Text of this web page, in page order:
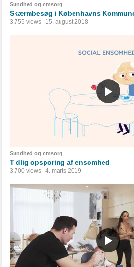
Sundhed og omsorg
Skærmbesøg i Københavns
3.755 views 15. august 2018
Sundhed og omsorg
Tidlig opsporing af ensomhed
3.700 views 4. marts 2019